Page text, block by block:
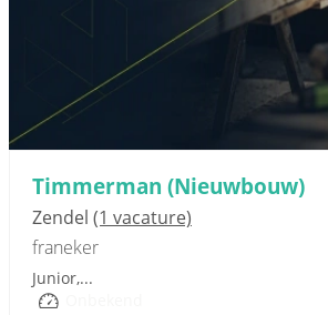
Timmerman (Nieuwbouw)
Zendel (1 vacature)
franeker
Junior,...